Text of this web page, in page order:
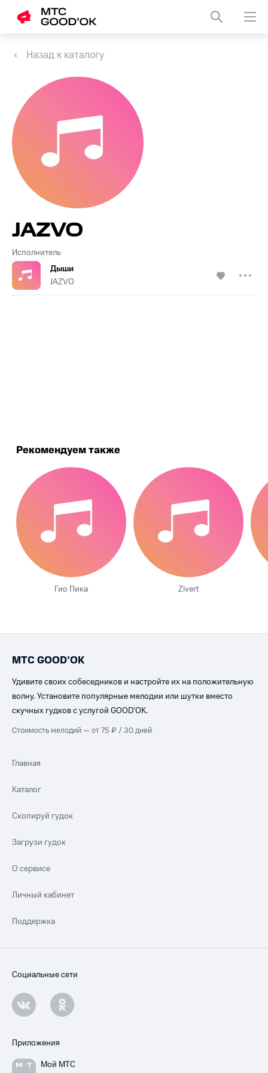
Назад к каталогу
Исполнитель
JAZVO
Дыши
JAZVO
Рекомендуем также
Гио Пика Zivert
МТС GOOD’OK
Удивите своих собеседников и настройте их на положительную
волну. Установите популярные мелодии или шутки вместо
скучных гудков с услугой GOOD’OK.
Стоимость мелодий — от 75 ₽ / 30 дней
Главная
Каталог
Скопируй гудок
Загрузи гудок
О сервисе
Личный кабинет
Поддержка
Социальные сети
Приложения
Мой МТС